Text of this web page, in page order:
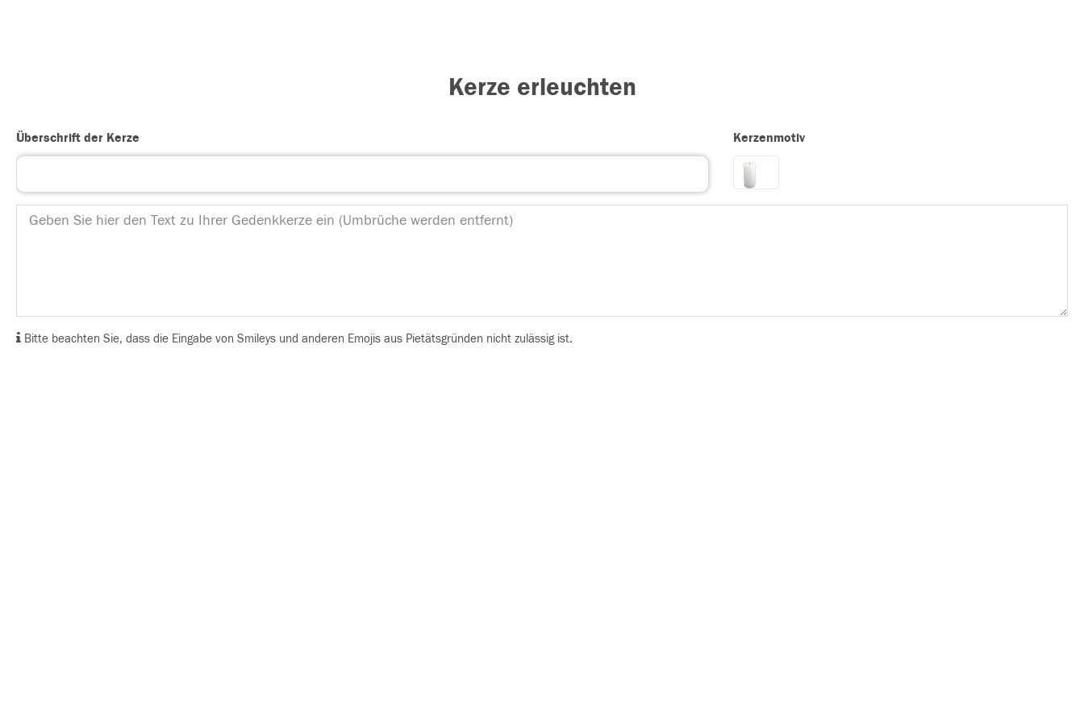
Kerze erleuchten
Überschrift der Kerze Kerzenmotiv
Bitte beachten Sie, dass die Eingabe von Smileys und anderen Emojis aus Pietätsgründen nicht zulässig ist.